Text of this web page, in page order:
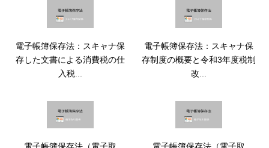
電子帳簿保存法：スキャナ保
存した文書による消費税の仕
入税...
電子帳簿保存法：スキャナ保
存制度の概要と令和3年度税制
改...